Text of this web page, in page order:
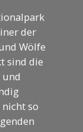
der
Wölfe
sind die
und
nicht so